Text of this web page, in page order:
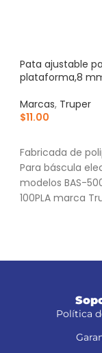
Pata ajustable
plataforma,8
Marcas, Truper
$11.00
Fabricada de
Para báscula
modelos BAS-
100PLA marca
Política